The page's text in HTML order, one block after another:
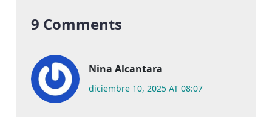
9 Comments
Nina Alcantara
diciembre 10, 2025 AT 08:07